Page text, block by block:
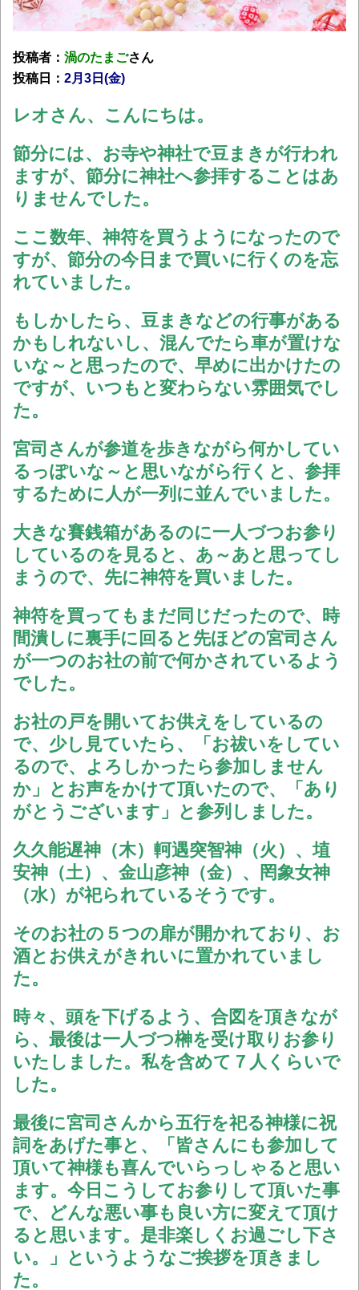
投稿者： 渦のたまごさん
投稿日： 2月3日(金)
レオさん、こんにちは。
節分には、お寺や神社で豆まきが行われ
ますが、節分に神社へ参拝することはあ
りませんでした。
ここ数年、神符を買うようになったので
すが、節分の今日まで買いに行くのを忘
れていました。
もしかしたら、豆まきなどの行事がある
かもしれないし、混んでたら車が置けな
いな～と思ったので、早めに出かけたの
ですが、いつもと変わらない雰囲気でし
た。
宮司さんが参道を歩きながら何かしてい
るっぽいな～と思いながら行くと、参拝
するために人が一列に並んでいました。
大きな賽銭箱があるのに一人づつお参り
しているのを見ると、あ～あと思ってし
まうので、先に神符を買いました。
神符を買ってもまだ同じだったので、時
間潰しに裏手に回ると先ほどの宮司さん
が一つのお社の前で何かされているよう
でした。
お社の戸を開いてお供えをしているの
で、少し見ていたら、「お祓いをしてい
るので、よろしかったら参加しません
か」とお声をかけて頂いたので、「あり
がとうございます」と参列しました。
久久能遅神（木）軻遇突智神（火）、埴
安神（土）、金山彦神（金）、罔象女神
（水）が祀られているそうです。
そのお社の５つの扉が開かれており、お
酒とお供えがきれいに置かれていまし
た。
時々、頭を下げるよう、合図を頂きなが
ら、最後は一人づつ榊を受け取りお参り
いたしました。私を含めて７人くらいで
した。
最後に宮司さんから五行を祀る神様に祝
詞をあげた事と、「皆さんにも参加して
頂いて神様も喜んでいらっしゃると思い
ます。今日こうしてお参りして頂いた事
で、どんな悪い事も良い方に変えて頂け
ると思います。是非楽しくお過ごし下さ
い。」というようなご挨拶を頂きまし
た。